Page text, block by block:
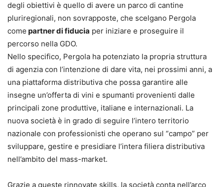
degli obiettivi è quello di avere un parco di cantine
pluriregionali, non sovrapposte, che scelgano Pergola
come partner di fiducia per iniziare e proseguire il
percorso nella GDO.
Nello specifico, Pergola ha potenziato la propria struttura
di agenzia con l’intenzione di dare vita, nei prossimi anni, a
una piattaforma distributiva che possa garantire alle
insegne un’offerta di vini e spumanti provenienti dalle
principali zone produttive, italiane e internazionali. La
nuova società è in grado di seguire l’intero territorio
nazionale con professionisti che operano sul “campo” per
sviluppare, gestire e presidiare l’intera filiera distributiva
nell’ambito del mass-market.
Grazie a queste rinnovate skills, la società conta nell’arco